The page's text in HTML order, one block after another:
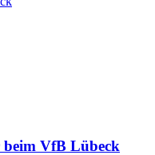
VfB Lübeck